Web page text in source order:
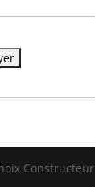
Constructeur